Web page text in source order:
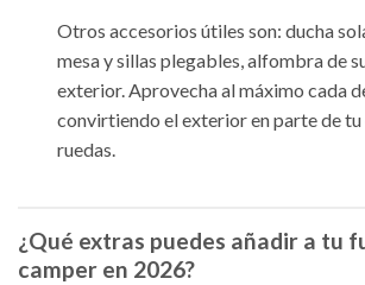
Otros accesorios útiles son: ducha
mesa y sillas plegables, alfombra de
exterior. Aprovecha al máximo cada
convirtiendo el exterior en parte de tu
ruedas.
¿Qué extras puedes añadir a tu
camper en 2026?